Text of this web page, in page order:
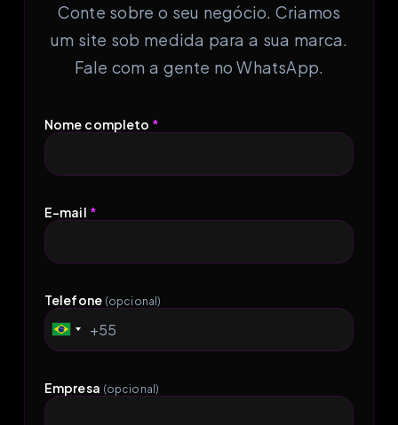
Conte sobre o seu negócio. Criamos
um site sob medida para a sua marca.
Fale com a gente no WhatsApp.
Nome completo *
E-mail *
Telefone (opcional)
Brazil
+55
+55
Empresa (opcional)